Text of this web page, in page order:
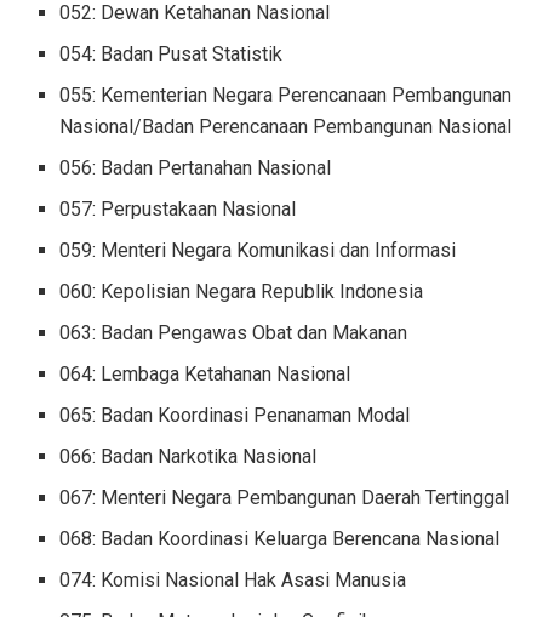
052: Dewan Ketahanan Nasional
054: Badan Pusat Statistik
055: Kementerian Negara Perencanaan Pembangunan
Nasional/Badan Perencanaan Pembangunan Nasional
056: Badan Pertanahan Nasional
057: Perpustakaan Nasional
059: Menteri Negara Komunikasi dan Informasi
060: Kepolisian Negara Republik Indonesia
063: Badan Pengawas Obat dan Makanan
064: Lembaga Ketahanan Nasional
065: Badan Koordinasi Penanaman Modal
066: Badan Narkotika Nasional
067: Menteri Negara Pembangunan Daerah Tertinggal
068: Badan Koordinasi Keluarga Berencana Nasional
074: Komisi Nasional Hak Asasi Manusia